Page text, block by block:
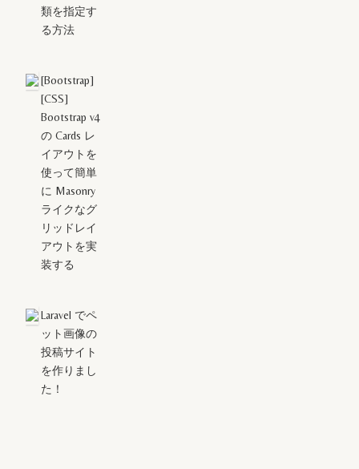
類を指定す
る方法
[Bootstrap]
[CSS]
Bootstrap v4
の Cards レ
イアウトを
使って簡単
に Masonry
ライクなグ
リッドレイ
アウトを実
装する
Laravel でペ
ット画像の
投稿サイト
を作りまし
た！